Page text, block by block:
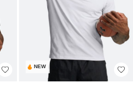
NEW